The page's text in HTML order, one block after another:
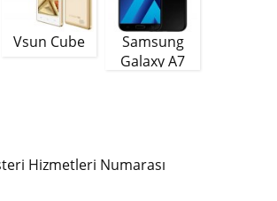
Vsun Cube
Samsung
Galaxy A7
Hizmetleri Numarası